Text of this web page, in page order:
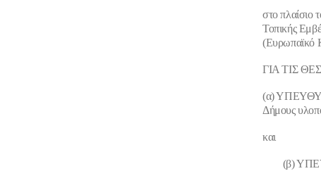
στο πλαίσιο
Τοπικής
(Ευρωπαϊκό
ΓΙΑ ΤΙΣ
(α)
Δήμους
και
(β)